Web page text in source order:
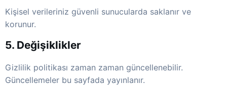
Kişisel verileriniz güvenli sunucularda saklanır ve
korunur.
5. Değişiklikler
Gizlilik politikası zaman zaman güncellenebilir.
Güncellemeler bu sayfada yayınlanır.